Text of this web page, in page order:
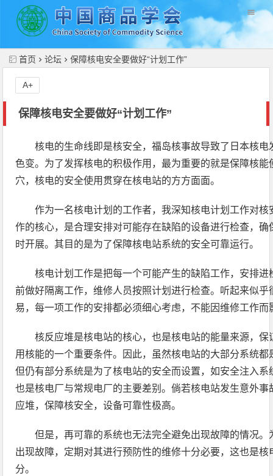
首页 论坛 保障核电安全要做好“计划工作”
保障核电安全要做好“计划工作”
A+
核电的生命线即是核安全，福岛核事故导致了日本核
色变。为了发挥核电的积极作用，最为重要的就是保障核
穴，核电的安全使用贯穿在核电站的方方面面。
作为一名核电计划的工作者，我深知核电计划工作对
作的核心，是合理安排对可能存在缺陷的设备进行检查，
时开展。其目的是为了保障核电站系统的安全可靠运行。
核电计划工作是把每一个可能产生的缺陷工作，安排
前做好隔离工作，维修人员按照计划进行检查。听起来似
易，每一项工作的安排都必须细心考虑，不能因维修工作
核反应堆是核电站的核心，也是核电站的能量来源，
用核能的一个重要条件。因此，虽然核电站的大部分系统
但仍有部分系统是为了核电站的安全而设置，如安全注入
也是核电厂与常规电厂的主要差别。倘若核电站发生意外
应堆，保障核安全，设备可靠性极高。
但是，再可靠的系统也无法完全避免出现故障的情况
出现故障，定期对其进行预防性的维修十分必要，这也是
分。